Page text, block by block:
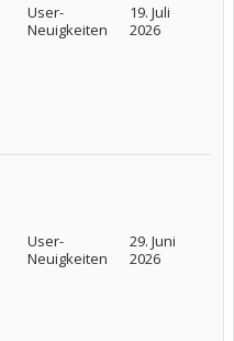
User-
Neuigkeiten
19. Juli
2026
User-
Neuigkeiten
29. Juni
2026